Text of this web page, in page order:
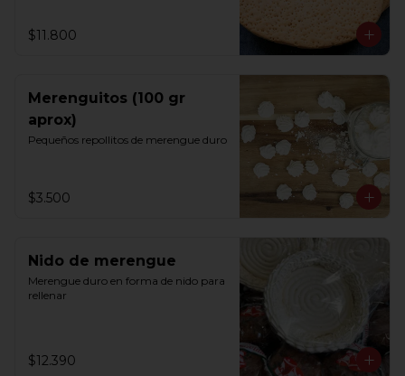
$11.800
Merenguitos (100 gr
aprox)
Pequeños repollitos de merengue duro
$3.500
Nido de merengue
Merengue duro en forma de nido para
rellenar
$12.390